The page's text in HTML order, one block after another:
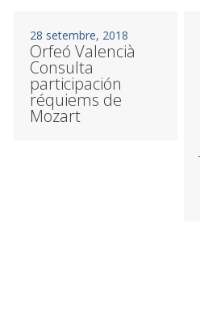
28 setembre, 2018
Orfeó Valencià
Consulta
participación
réquiems de
Mozart